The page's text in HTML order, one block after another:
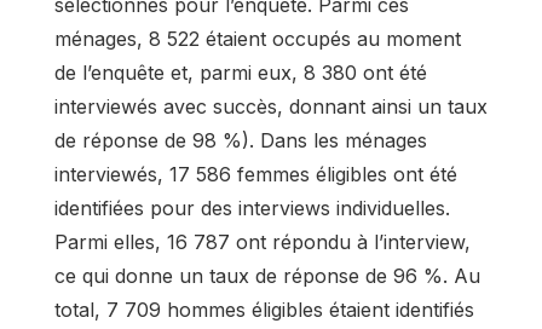
ménages, 8 522 étaient occupés au moment
de l’enquête et, parmi eux, 8 380 ont été
interviewés avec succès, donnant ainsi un taux
de réponse de 98 %). Dans les ménages
interviewés, 17 586 femmes éligibles ont été
identifiées pour des interviews individuelles.
Parmi elles, 16 787 ont répondu à l’interview,
ce qui donne un taux de réponse de 96 %. Au
total, 7 709 hommes éligibles étaient identifiés